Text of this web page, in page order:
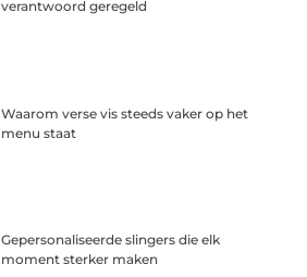
verantwoord geregeld
Waarom verse vis steeds vaker op het
menu staat
Gepersonaliseerde slingers die elk
moment sterker maken